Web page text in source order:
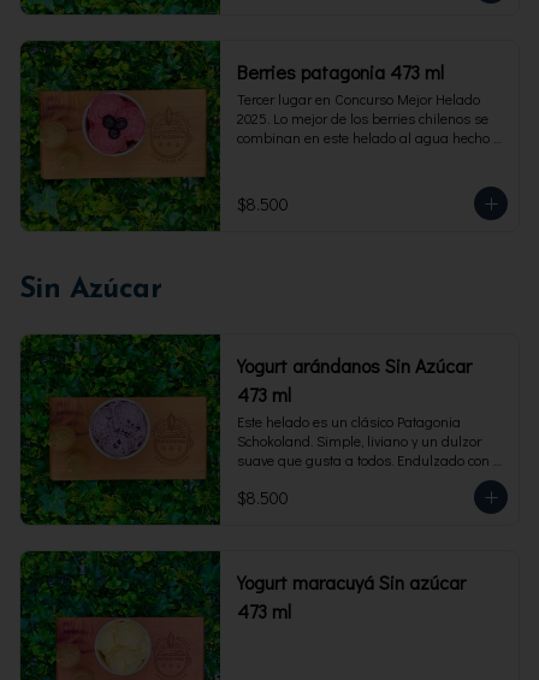
Berries patagonia 473 ml
Tercer lugar en Concurso Mejor Helado
2025. Lo mejor de los berries chilenos se
combinan en este helado al agua hecho
473 ml. Rinde 4 porciones.
$8.500
Sin Azúcar
Yogurt arándanos Sin Azúcar
473 ml
Este helado es un clásico Patagonia
Schokoland. Simple, liviano y un dulzor
suave que gusta a todos. Endulzado con
fructosa.Envase familiar 473 ml. Rinde 4
porciones.
$8.500
Yogurt maracuyá Sin azúcar
473 ml